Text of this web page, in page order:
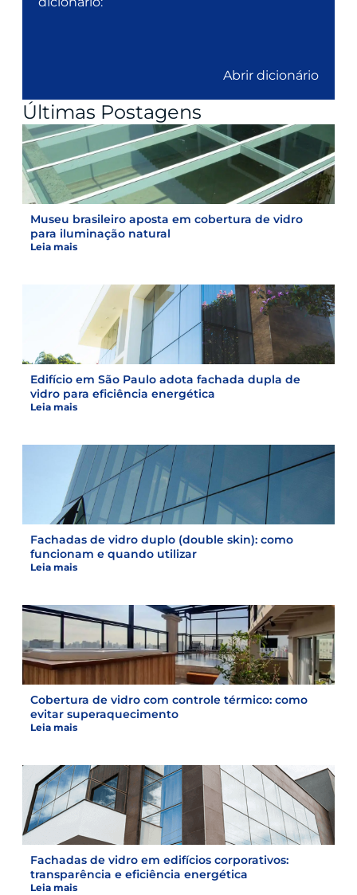
Abrir dicionário
Últimas Postagens
Museu brasileiro aposta em cobertura de vidro
para iluminação natural
Leia mais
Edifício em São Paulo adota fachada dupla de
vidro para eficiência energética
Leia mais
Fachadas de vidro duplo (double skin): como
funcionam e quando utilizar
Leia mais
Cobertura de vidro com controle térmico: como
evitar superaquecimento
Leia mais
Fachadas de vidro em edifícios corporativos:
transparência e eficiência energética
Leia mais